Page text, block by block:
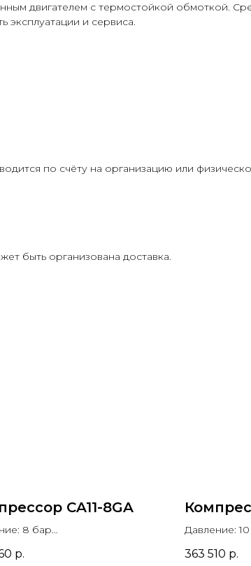
двигателем с термостойкой обмоткой.
и сервиса.
по счёту на организацию или
быть организована доставка.
CA11-8GA
8 бар
двигателя: 11 кВт
р.
Давление:
Мощность
363 510 р.